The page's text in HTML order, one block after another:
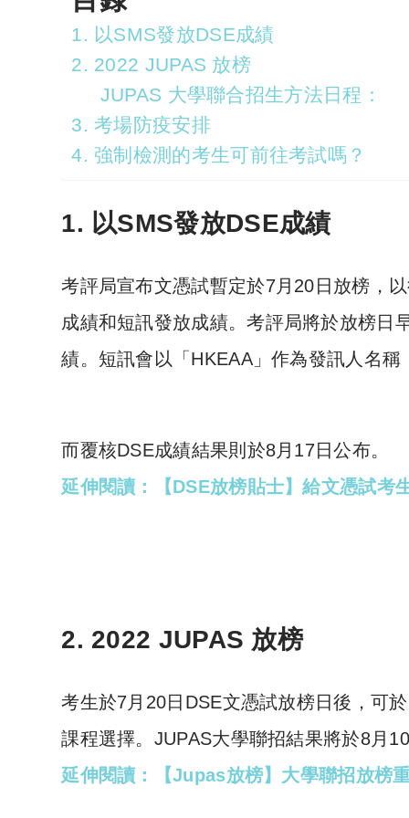
1. 以SMS發放DSE成績
2. 2022 JUPAS 放榜
JUPAS 大學聯合招生方法日程：
3. 考場防疫安排
4. 強制檢測的考生可前往考試嗎？
1. 以SMS發放DSE成績
考評局宣布文憑試暫定於7月20日放榜，
成績和短訊發放成績。考評局將於放榜日
績。短訊會以「HKEAA」作為發訊人名
而覆核DSE成績結果則於8月17日公布。
延伸閱讀：【DSE放榜貼士】給文憑試考
2. 2022 JUPAS 放榜
考生於7月20日DSE文憑試放榜日後，可
課程選擇。JUPAS大學聯招結果將於8月
延伸閱讀：【Jupas放榜】大學聯招放榜